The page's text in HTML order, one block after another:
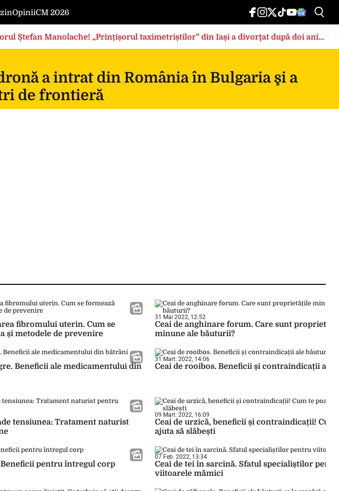
OpiniiCM 2026
Ștefan Manolache! „Prințișorul taximetriștilor” din Iași a divorţat după doi ani
a intrat din România în Bulgaria şi a
de frontieră
fibromului uterin. Cum se
și metodele de prevenire
31 Mai 2022, 12:52
Ceai de anghinare forum. Care sunt
minune ale băuturii?
Beneficii ale medicamentului din
31 Mart. 2022, 14:06
Ceai de rooibos. Beneficii și contraindicații ale
tensiunea: Tratament naturist
09 Mart. 2022, 16:09
Ceai de urzică, beneficii și contraindicații! Cum
ajuta să slăbești
pentru întregul corp
07 Feb. 2022, 13:34
Ceai de tei în sarcină. Sfatul specialiștilor
viitoarele mămici